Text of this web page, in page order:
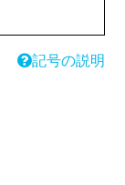
記号の説明